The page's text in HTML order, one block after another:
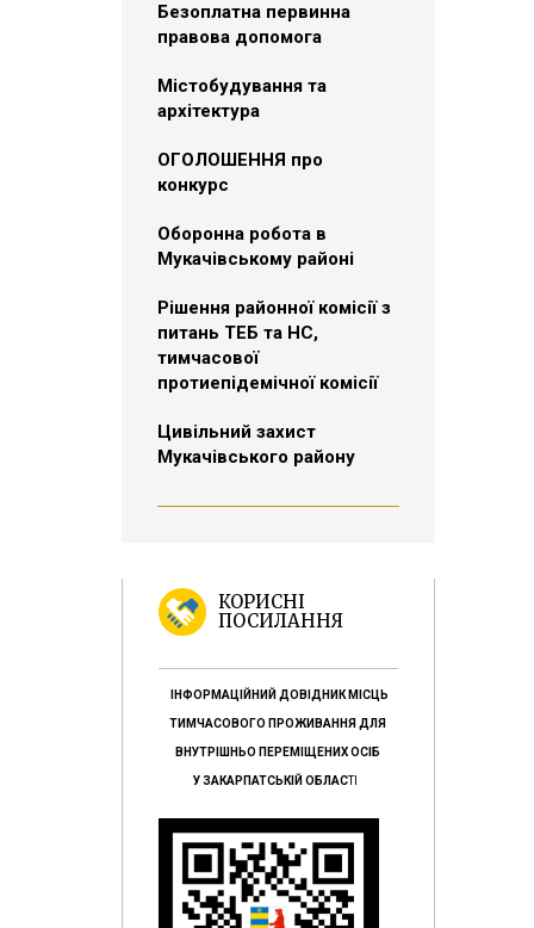
Безоплатна первинна
правова допомога
Містобудування та
архітектура
ОГОЛОШЕННЯ про
конкурс
Оборонна робота в
Мукачівському районі
Рішення районної комісії з
питань ТЕБ та НС,
тимчасової
протиепідемічної комісії
Цивільний захист
Мукачівського району
КОРИСНІ
ПОСИЛАННЯ
ІНФОРМАЦІЙНИЙ ДОВІДНИК МІСЦЬ
ТИМЧАСОВОГО ПРОЖИВАННЯ ДЛЯ
ВНУТРІШНЬО ПЕРЕМІЩЕНИХ ОСІБ
У ЗАКАРПАТСЬКІЙ ОБЛАСТІ